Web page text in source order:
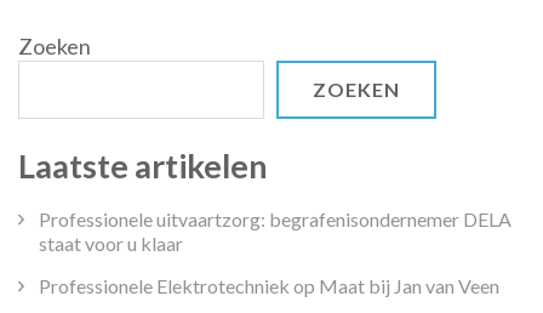
Zoeken
ZOEKEN
Laatste artikelen
Professionele uitvaartzorg: begrafenisondernemer DELA
staat voor u klaar
Professionele Elektrotechniek op Maat bij Jan van Veen